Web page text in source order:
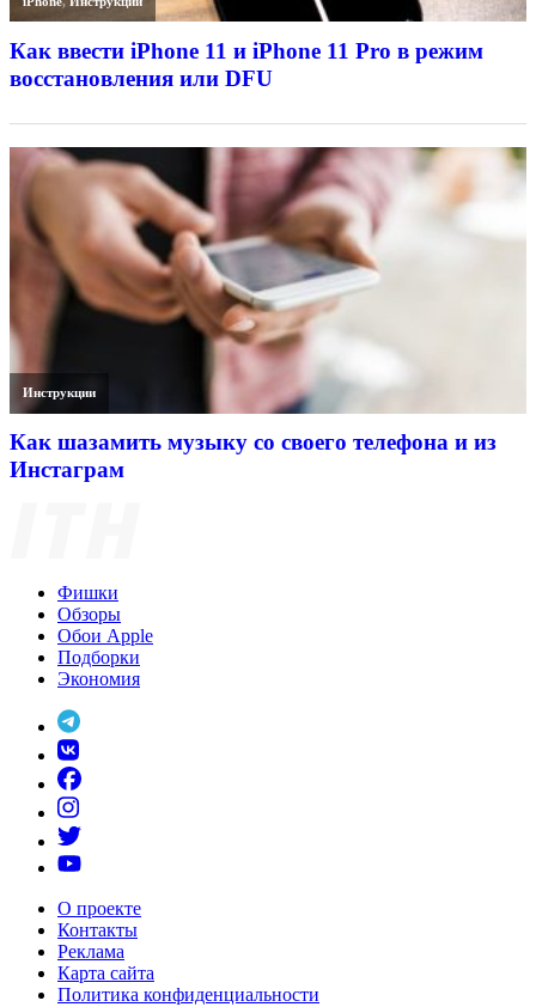
Как ввести iPhone 11 и iPhone 11 Pro в режим
восстановления или DFU
Инструкции
Как шазамить музыку со своего телефона и из
Инстаграм
Фишки
Обзоры
Обои Apple
Подборки
Экономия
О проекте
Контакты
Реклама
Карта сайта
Политика конфиденциальности